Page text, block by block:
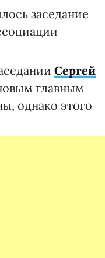
заседание
Сергей
главным
однако этого